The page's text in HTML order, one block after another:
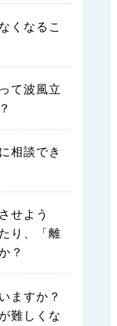
くなるこ
て波風立
相談でき
せよう
り、「離
？
ますか？
難しくな